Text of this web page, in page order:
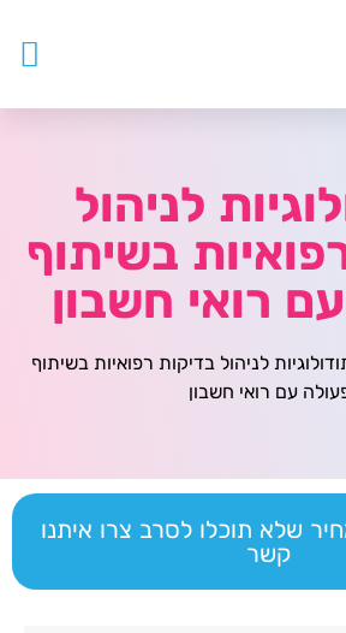
לניהול
בשיתוף
רואי חשבון
לניהול בדיקות רפואיות בשיתוף
עם רואי חשבון
שלא תוכלו לסרב צרו איתנו
קשר